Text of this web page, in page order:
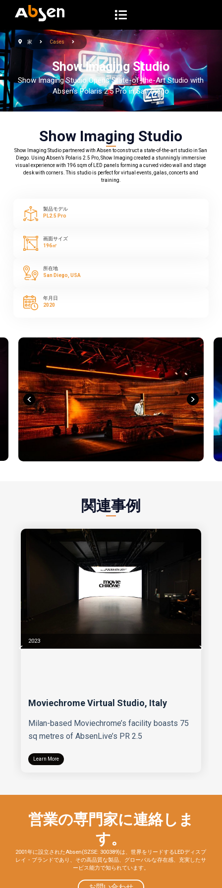
コ
テ
ン
ツ
ス
キ
ッ
家 Cases
Show Imaging Studio
Show Imaging Studio Opens State-of-the-Art Studio with
Absen’s Polaris 2.5 Pro in San Diego
Show Imaging Studio
Show Imaging Studio partnered with Absen to construct a state-of-the-art studio in San
Diego. Using Absen’s Polaris 2.5 Pro, Show Imaging created a stunningly immersive
visual experience with 196 sqm of LED panels forming a curved video wall and stage
desk with corners. This studio is perfect for virtual events, galas, concerts and
training.
製品モデル
PL2.5 Pro
画面サイズ
196㎡
所在地
San Diego, USA
年月日
2020
関連事例
2023
Moviechrome Virtual Studio, Italy
Milan-based Moviechrome’s facility boasts 75
sq metres of AbsenLive’s PR 2.5
Learn More
営業の専門家に連絡しま
す。
2001年に設立されたAbsen(SZSE: 300389)は、世界をリードするLEDディスプ
レイ・ブランドであり、その高品質な製品、グローバルな存在感、充実したサ
ービス能力で知られています。